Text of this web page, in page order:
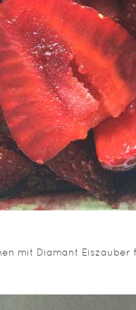
mit Diamant Eiszauber